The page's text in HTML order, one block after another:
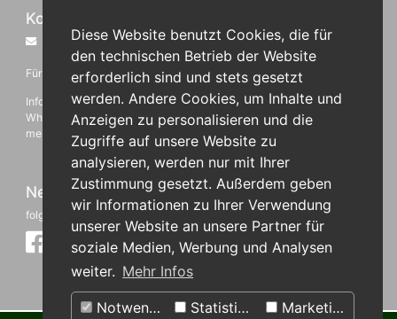
Diese Website benutzt Cookies, die für
den technischen Betrieb der Website
erforderlich sind und stets gesetzt
werden. Andere Cookies, um Inhalte und
Anzeigen zu personalisieren und die
Zugriffe auf unsere Website zu
analysieren, werden nur mit Ihrer
Zustimmung gesetzt. Außerdem geben
wir Informationen zu Ihrer Verwendung
unserer Website an unsere Partner für
soziale Medien, Werbung und Analysen
weiter. Mehr Infos
Notwendig Statistiken Marketing
Kontakt
info@springreiter.club
Für Clubmitglieder:
Infos und Organisatorisches zu Veranstaltungen werden über die
WhatsApp Club-Gruppe geteilt. Bitte über info@springreiter.club
melden.
News über den Club
folgt uns auf